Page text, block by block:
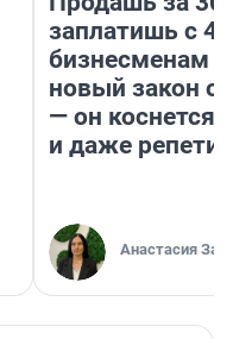
заплатишь с
бизнесменам
новый закон о
— он коснется
и даже
Анастасия